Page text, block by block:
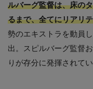
ルバーグ監督は、床の
るまで、全てにリアリ
勢のエキストラを動員
出。スピルバーグ監督
りが存分に発揮されてい